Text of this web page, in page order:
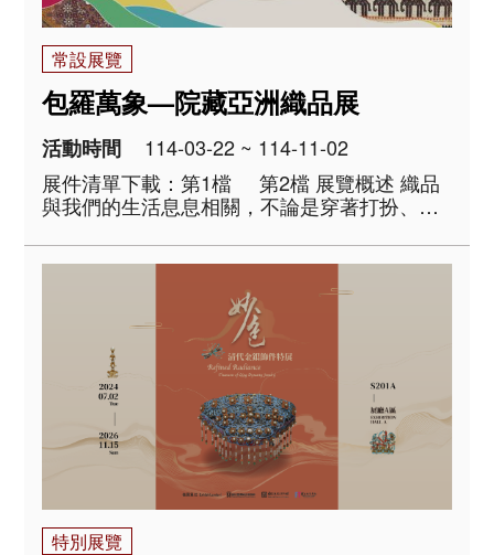
常設展覽
包羅萬象—院藏亞洲織品展
活動時間
114-03-22 ~ 114-11-02
展件清單下載：第1檔 第2檔 展覽概述 織品
與我們的生活息息相關，不論是穿著打扮、日
影。本次展覽精選院藏亞洲織品文物，規劃為
特別展覽